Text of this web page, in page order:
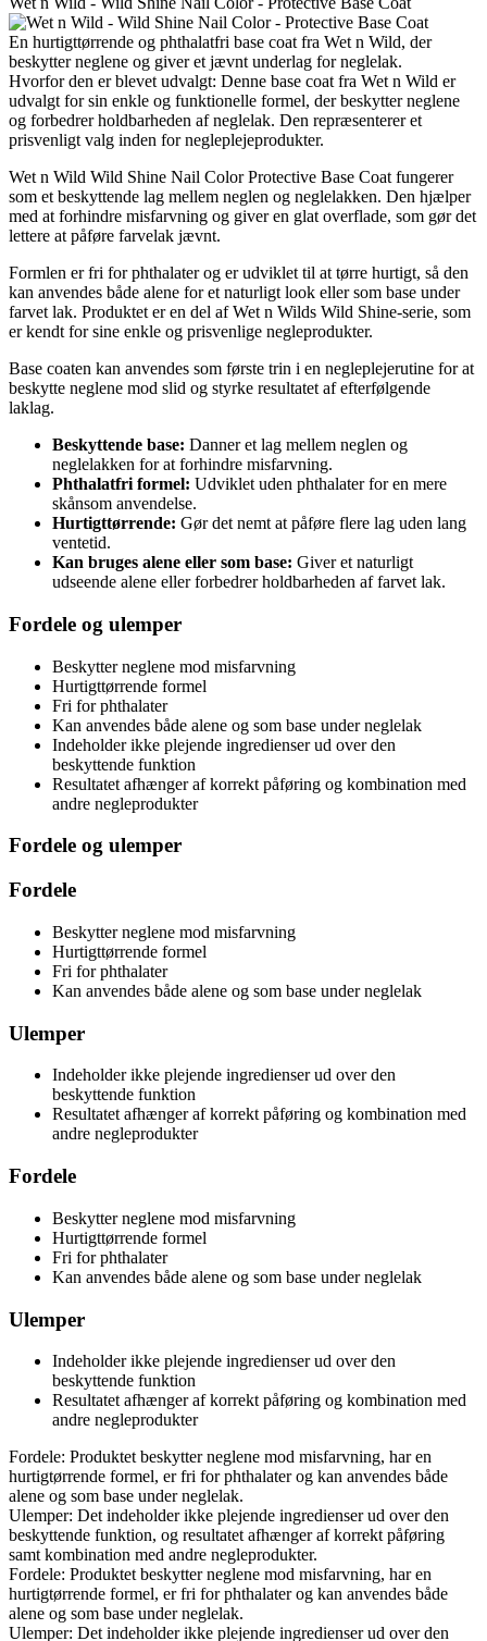
En hurtigttørrende og phthalatfri base coat fra Wet n Wild, der
beskytter neglene og giver et jævnt underlag for neglelak.
Hvorfor den er blevet udvalgt: Denne base coat fra Wet n Wild er
udvalgt for sin enkle og funktionelle formel, der beskytter neglene
og forbedrer holdbarheden af neglelak. Den repræsenterer et
prisvenligt valg inden for negleplejeprodukter.
Wet n Wild Wild Shine Nail Color Protective Base Coat fungerer
som et beskyttende lag mellem neglen og neglelakken. Den hjælper
med at forhindre misfarvning og giver en glat overflade, som gør det
lettere at påføre farvelak jævnt.
Formlen er fri for phthalater og er udviklet til at tørre hurtigt, så den
kan anvendes både alene for et naturligt look eller som base under
farvet lak. Produktet er en del af Wet n Wilds Wild Shine-serie, som
er kendt for sine enkle og prisvenlige negleprodukter.
Base coaten kan anvendes som første trin i en negleplejerutine for at
beskytte neglene mod slid og styrke resultatet af efterfølgende
laklag.
Beskyttende base: Danner et lag mellem neglen og
neglelakken for at forhindre misfarvning.
Phthalatfri formel: Udviklet uden phthalater for en mere
skånsom anvendelse.
Hurtigttørrende: Gør det nemt at påføre flere lag uden lang
ventetid.
Kan bruges alene eller som base: Giver et naturligt
udseende alene eller forbedrer holdbarheden af farvet lak.
Fordele og ulemper
Beskytter neglene mod misfarvning
Hurtigttørrende formel
Fri for phthalater
Kan anvendes både alene og som base under neglelak
Indeholder ikke plejende ingredienser ud over den
beskyttende funktion
Resultatet afhænger af korrekt påføring og kombination med
andre negleprodukter
Fordele og ulemper
Fordele
Beskytter neglene mod misfarvning
Hurtigttørrende formel
Fri for phthalater
Kan anvendes både alene og som base under neglelak
Ulemper
Indeholder ikke plejende ingredienser ud over den
beskyttende funktion
Resultatet afhænger af korrekt påføring og kombination med
andre negleprodukter
Fordele
Beskytter neglene mod misfarvning
Hurtigttørrende formel
Fri for phthalater
Kan anvendes både alene og som base under neglelak
Ulemper
Indeholder ikke plejende ingredienser ud over den
beskyttende funktion
Resultatet afhænger af korrekt påføring og kombination med
andre negleprodukter
Fordele: Produktet beskytter neglene mod misfarvning, har en
hurtigtørrende formel, er fri for phthalater og kan anvendes både
alene og som base under neglelak.
Ulemper: Det indeholder ikke plejende ingredienser ud over den
beskyttende funktion, og resultatet afhænger af korrekt påføring
samt kombination med andre negleprodukter.
Fordele: Produktet beskytter neglene mod misfarvning, har en
hurtigtørrende formel, er fri for phthalater og kan anvendes både
alene og som base under neglelak.
Ulemper: Det indeholder ikke plejende ingredienser ud over den